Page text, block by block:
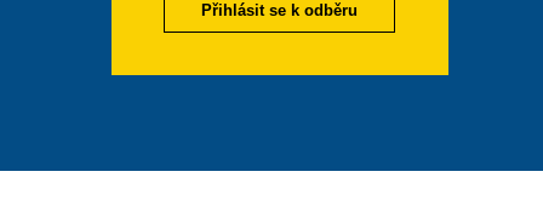
Přihlásit se k odběru